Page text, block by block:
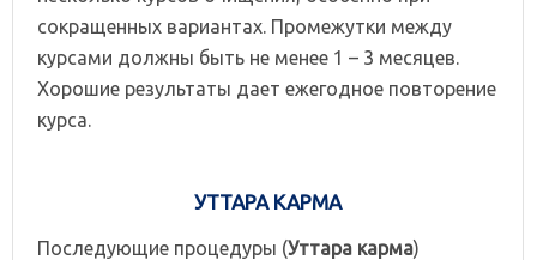
сокращенных вариантах. Промежутки между
курсами должны быть не менее 1 – 3 месяцев.
Хорошие результаты дает ежегодное повторение
курса.
УТТАРА КАРМА
Последующие процедуры (Уттара карма)